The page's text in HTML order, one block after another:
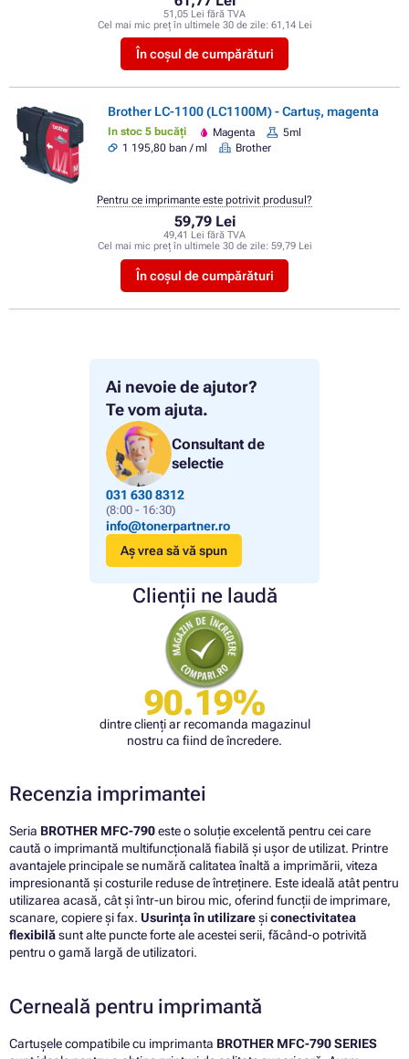
Ai nevoie de ajutor?
Te vom ajuta.
Consultant de
selectie
031 630 8312
(8:00 - 16:30)
info@tonerpartner.ro
Aș vrea să vă spun
Clienții ne laudă
90.19%
dintre clienți ar recomanda magazinul
nostru ca fiind de încredere.
51,05 Lei fără TVA
Cel mai mic preț în ultimele 30 de zile: 61,14 Lei
În coșul de cumpărături
Brother LC-1100 (LC1100M) - Cartuș, magenta
In stoc 5 bucăți Magenta
5ml
1 195,80 ban / ml
Brother
59,79 Lei
49,41 Lei fără TVA
Cel mai mic preț în ultimele 30 de zile: 59,79 Lei
În coșul de cumpărături
Pentru ce imprimante este potrivit produsul?
Recenzia imprimantei
Seria BROTHER MFC-790este o soluție excelentă pentru cei care
caută o imprimantă multifuncțională fiabilă și ușor de utilizat. Printre
avantajele principale se numără calitatea înaltă a imprimării, viteza
impresionantă și costurile reduse de întreținere. Este ideală atât pentru
utilizarea acasă, cât și într-un birou mic, oferind funcții de imprimare,
scanare, copiere și fax. Usurința în utilizareșiconectivitatea
flexibilăsunt alte puncte forte ale acestei serii, făcând-o potrivită
pentru o gamă largă de utilizatori.
Cerneală pentru imprimantă
Cartușele compatibile cu imprimanta BROTHER MFC-790 SERIES